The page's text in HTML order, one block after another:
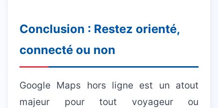
Conclusion : Restez orienté,
connecté ou non
Google Maps hors ligne est un atout
majeur pour tout voyageur ou